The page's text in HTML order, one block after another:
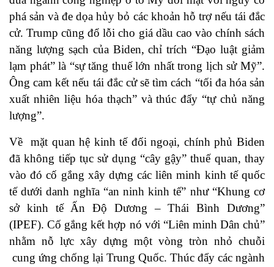
phá sản và đe dọa hủy bỏ các khoản hỗ trợ nếu tái đắc
cử. Trump cũng đổ lỗi cho giá dầu cao vào chính sách
năng lượng sạch của Biden, chỉ trích “Đạo luật giảm
lạm phát” là “sự tăng thuế lớn nhất trong lịch sử Mỹ”.
Ông cam kết nếu tái đắc cử sẽ tìm cách “tối đa hóa sản
xuất nhiên liệu hóa thạch” và thúc đẩy “tự chủ năng
lượng”.
Về mặt quan hệ kinh tế đối ngoại, chính phủ Biden
đã không tiếp tục sử dụng “cây gậy” thuế quan, thay
vào đó cố gắng xây dựng các liên minh kinh tế quốc
tế dưới danh nghĩa “an ninh kinh tế” như “Khung cơ
sở kinh tế Ấn Độ Dương – Thái Bình Dương”
(IPEF). Cố gắng kết hợp nó với “Liên minh Dân chủ”
nhằm nỗ lực xây dựng một vòng tròn nhỏ chuỗi
cung ứng chống lại Trung Quốc. Thúc đẩy các ngành